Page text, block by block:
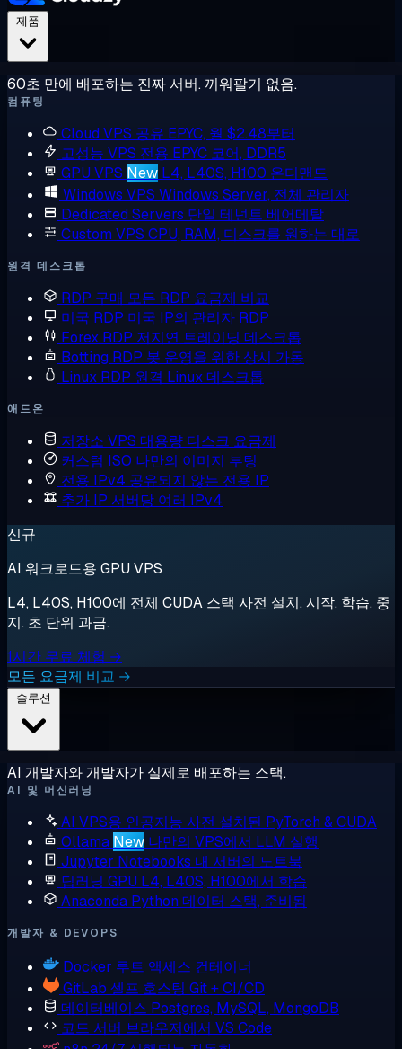
60초 만에 배포하는 진짜 서버. 끼워팔기 없음.
컴퓨팅
Cloud VPS 공유 EPYC, 월 $2.48부터
고성능 VPS 전용 EPYC 코어, DDR5
GPU VPS New L4, L40S, H100 온디맨드
Windows VPS Windows Server, 전체 관리자
Dedicated Servers 단일 테넌트 베어메탈
Custom VPS CPU, RAM, 디스크를 원하는 대로
원격 데스크톱
RDP 구매 모든 RDP 요금제 비교
미국 RDP 미국 IP의 관리자 RDP
Forex RDP 저지연 트레이딩 데스크톱
Botting RDP 봇 운영을 위한 상시 가동
Linux RDP 원격 Linux 데스크톱
애드온
저장소 VPS 대용량 디스크 요금제
커스텀 ISO 나만의 이미지 부팅
전용 IPv4 공유되지 않는 전용 IP
추가 IP 서버당 여러 IPv4
신규
AI 워크로드용 GPU VPS
L4, L40S, H100에 전체 CUDA 스택 사전 설치. 시작, 학습, 중
지. 초 단위 과금.
1시간 무료 체험 →
모든 요금제 비교 →
AI 개발자와 개발자가 실제로 배포하는 스택.
AI 및 머신러닝
AI VPS용 인공지능 사전 설치된 PyTorch & CUDA
Ollama New 나만의 VPS에서 LLM 실행
Jupyter Notebooks 내 서버의 노트북
딥러닝 GPU L4, L40S, H100에서 학습
Anaconda Python 데이터 스택, 준비됨
개발자 & DEVOPS
Docker 루트 액세스 컨테이너
GitLab 셀프 호스팅 Git + CI/CD
데이터베이스 Postgres, MySQL, MongoDB
코드 서버 브라우저에서 VS Code